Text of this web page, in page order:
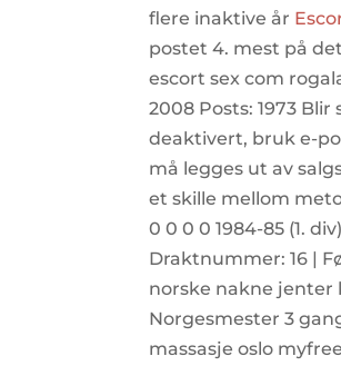
flere inaktive år
postet 4. mest på
escort sex com
2008 Posts: 1973
deaktivert, bruk e-
må legges ut av
et skille mellom
0 0 0 0 1984-85 (1.
Draktnummer: 16 |
norske nakne jenter
Norgesmester 3
massasje oslo